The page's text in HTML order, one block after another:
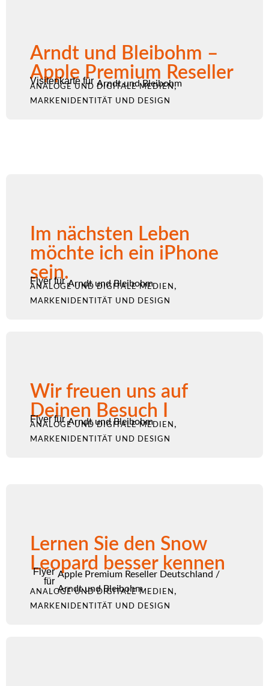
Arndt und Bleibohm –
Apple Premium Reseller
Visitenkarte für Arndt und Bleibohm
ANALOGE UND DIGITALE MEDIEN,
MARKENIDENTITÄT UND DESIGN
Im nächsten Leben
möchte ich ein iPhone
sein.
Flyer für Arndt und Bleibohm
ANALOGE UND DIGITALE MEDIEN ,
MARKENIDENTITÄT UND DESIGN
Wir freuen uns auf
Deinen Besuch I
Flyer für Arndt und Bleibohm
ANALOGE UND DIGITALE MEDIEN ,
MARKENIDENTITÄT UND DESIGN
Lernen Sie den Snow
Leopard besser kennen
Flyer
für
Apple Premium Reseller Deutschland /
Arndt und Bleibohm
ANALOGE UND DIGITALE MEDIEN ,
MARKENIDENTITÄT UND DESIGN